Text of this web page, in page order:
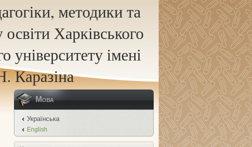
методики та
Харківського
університету імені
Каразіна
Мова
Українська
English